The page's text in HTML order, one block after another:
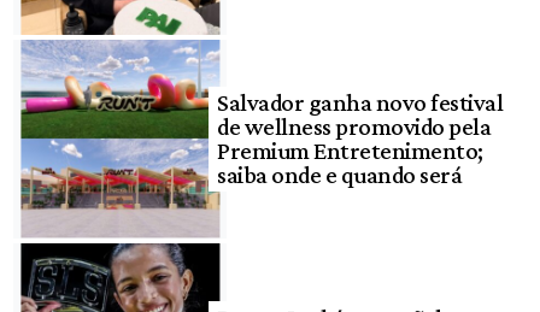
Salvador ganha novo festival
de wellness promovido pela
Premium Entretenimento;
saiba onde e quando será